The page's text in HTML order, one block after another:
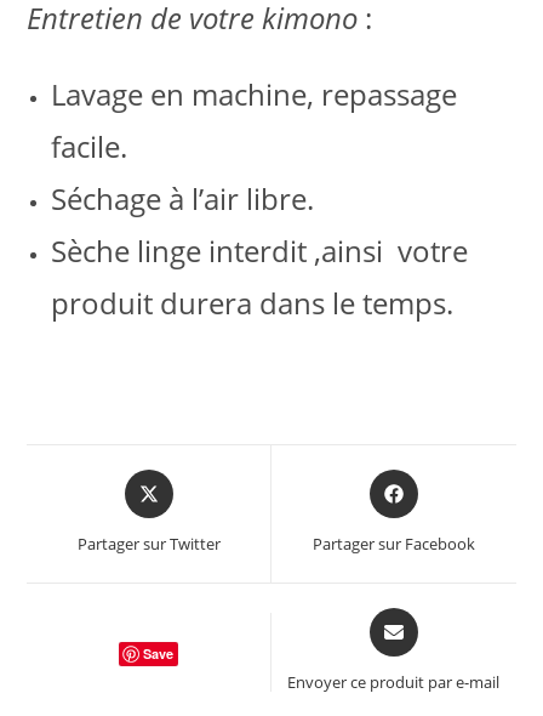
Entretien de votre kimono :
Lavage en machine, repassage
facile.
Séchage à l’air libre.
Sèche linge interdit ,ainsi votre
produit durera dans le temps.
Opens
in
new
Partager sur Twitter
Opens
in
new
Partager sur Facebook
Save
Opens
in
new
Envoyer ce produit par e-mail